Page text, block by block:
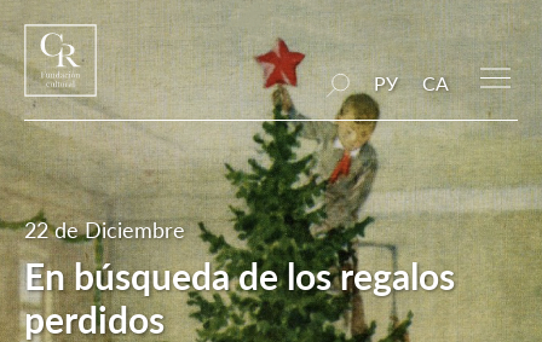
РУ CA
22 de Diciembre
En búsqueda de los regalos
perdidos